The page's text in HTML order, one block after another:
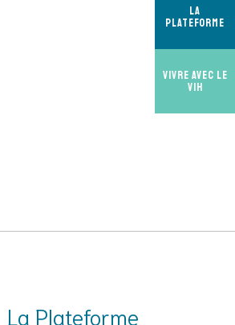
La
Plateforme
Vivre avec le
VIH
La Plateforme